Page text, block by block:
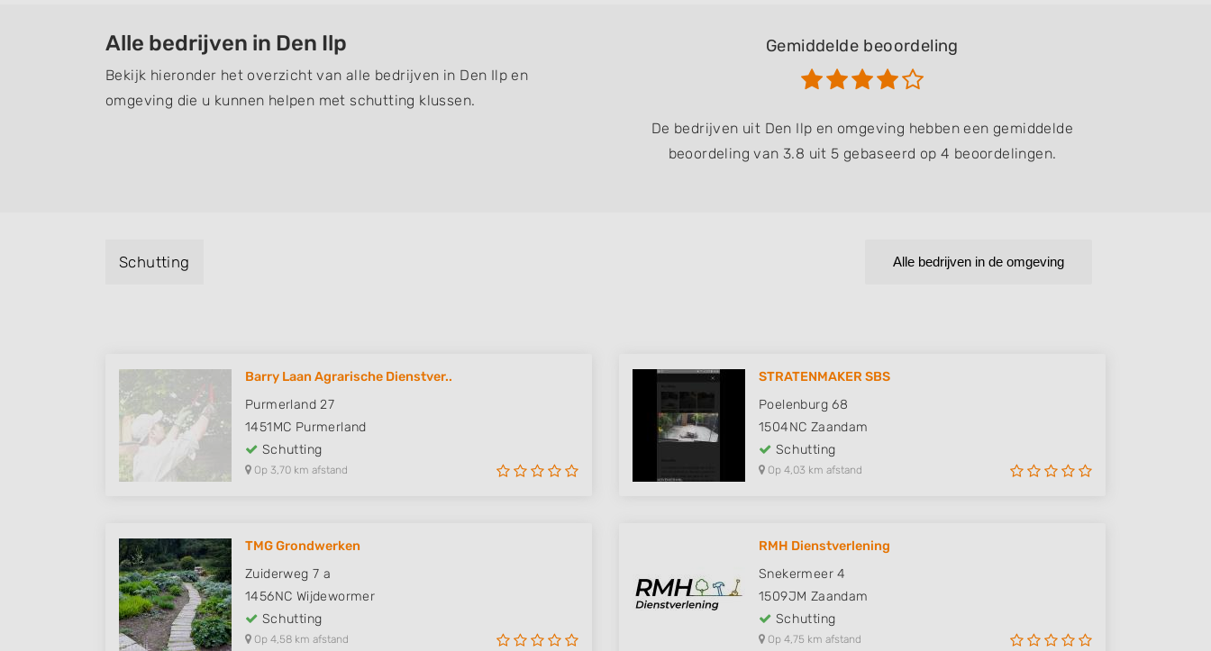
Alle bedrijven in Den Ilp
Bekijk hieronder het overzicht van alle bedrijven in Den Ilp en
omgeving die u kunnen helpen met schutting klussen.
Gemiddelde beoordeling
De bedrijven uit Den Ilp en omgeving hebben een gemiddelde
beoordeling van 3.8 uit 5 gebaseerd op 4 beoordelingen.
Schutting Alle bedrijven in de omgeving
Barry Laan Agrarische Dienstver..
Purmerland 27
1451MC Purmerland
Schutting
Op 3,70 km afstand
STRATENMAKER SBS
Poelenburg 68
1504NC Zaandam
Schutting
Op 4,03 km afstand
TMG Grondwerken
Zuiderweg 7 a
1456NC Wijdewormer
Schutting
Op 4,58 km afstand
RMH Dienstverlening
Snekermeer 4
1509JM Zaandam
Schutting
Op 4,75 km afstand